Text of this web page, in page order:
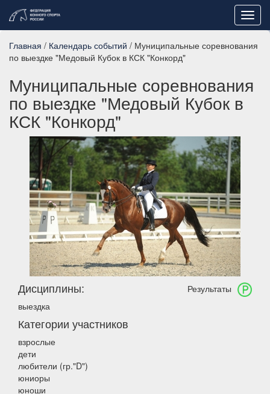
Главная / Календарь событий / Муниципальные соревнования
по выездке "Медовый Кубок в КСК "Конкорд"
Муниципальные соревнования
по выездке "Медовый Кубок в
КСК "Конкорд"
Результаты
Дисциплины:
выездка
Категории участников
взрослые
дети
любители (гр."D")
юниоры
юноши